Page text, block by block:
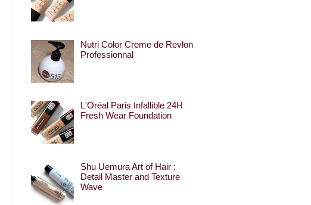
Nutri Color Creme de Revlon
Professionnal
L'Oréal Paris Infallible 24H
Fresh Wear Foundation
Shu Uemura Art of Hair :
Detail Master and Texture
Wave